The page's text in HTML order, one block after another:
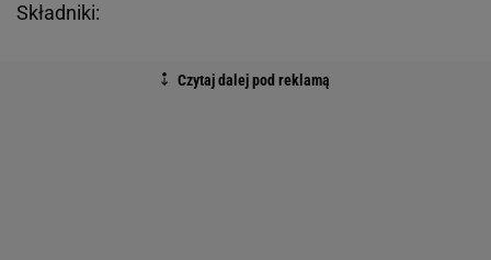
Składniki: